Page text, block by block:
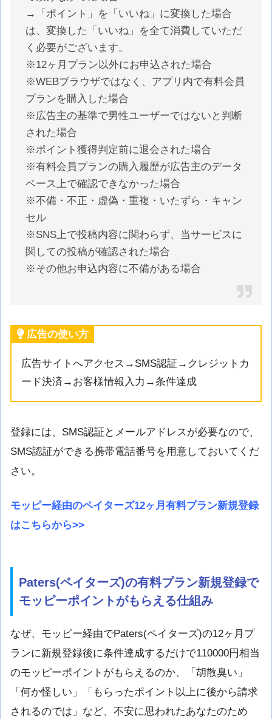
→「ポイント」を「いいね」に変換した場合
は、変換した「いいね」を全て消費していただ
く必要がございます。
※12ヶ月プラン以外にお申込された場合
※WEBブラウザではなく、アプリ内で有料会員
プランを購入した場合
※広告主の基準で男性ユーザーではないと判断
された場合
※ポイント獲得判定前に退会された場合
※有料会員プランの購入履歴が広告主のデータ
ベース上で確認できなかった場合
※不備・不正・虚偽・重複・いたずら・キャン
セル
※SNS上で投稿内容に関わらず、当サービスに
関しての投稿が確認された場合
※その他お申込内容に不備がある場合
広告の使い方
広告サイトへアクセス→SMS認証→クレジットカ
ード決済→お客様情報入力→条件達成
登録には、SMS認証とメールアドレスが必要なので、
SMS認証ができる携帯電話番号を用意しておいてくだ
さい。
モッピー経由のペイターズ12ヶ月有料プラン新規登録
はこちらから>>
Paters(ペイターズ)の有料プラン新規登録で
モッピーポイントがもらえる仕組み
なぜ、モッピー経由でPaters(ペイターズ)の12ヶ月プ
ランに新規登録後に条件達成するだけで110000円相当
のモッピーポイントがもらえるのか、「胡散臭い」
「何か怪しい」「もらったポイント以上に後から請求
されるのでは」など、不安に思われたあなたのため